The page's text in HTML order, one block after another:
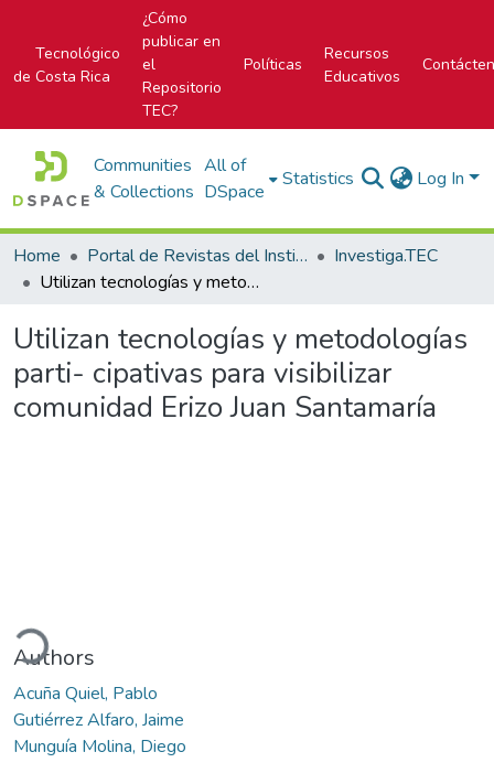
Tecnológico
de Costa Rica
¿Cómo
publicar en
el
Repositorio
TEC?
Políticas
Recursos
Educativos
Communities
& Collections
All of
DSpace
Statistics Log In
Home Portal de Revistas del Instituto Tecnológico de Costa Rica
Investiga.TEC
Utilizan tecnologías y metodologías parti- cipativas para visibilizar comunidad Erizo Juan Santamaría
Utilizan tecnologías y metodologías
parti- cipativas para visibilizar
comunidad Erizo Juan Santamaría
Authors
Acuña Quiel, Pablo
Gutiérrez Alfaro, Jaime
Munguía Molina, Diego